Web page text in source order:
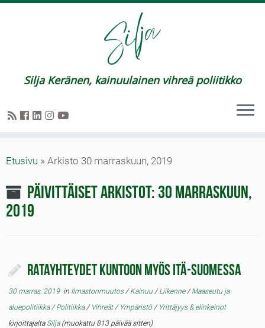
Silja Keränen, kainuulainen vihreä poliitikko
Etusivu » Arkisto 30 marraskuun, 2019
Päivittäiset arkistot: 30 marraskuun,
2019
Ratayhteydet kuntoon myös Itä-Suomessa
30 marras, 2019in Ilmastonmuutos/Kainuu/Liikenne/Maaseutu ja
aluepolitiikka/Politiikka/ Vihreät/ Ympäristö/ Yrittäjyys & elinkeinot
kirjoittajalta Silja(muokattu 813 päivää sitten)